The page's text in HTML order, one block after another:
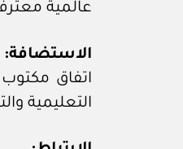
عالمية
الاستضافة:
اتفاق مكتوب
التعليمية